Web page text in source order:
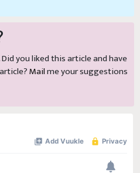
Did you liked this article and have
Mailme your suggestions